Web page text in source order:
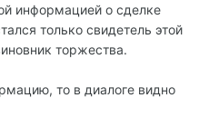
информацией о сделке
только свидетель этой
торжества.
то в диалоге видно